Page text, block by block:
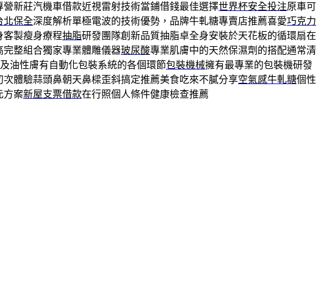
營新莊汽機車借款近視雷射技術當鋪借錢最佳選擇世界杯安全投注原車可
北保全深度解析單極電波的技術優勢，品牌牛軋糖專賣店推薦喜愛巧克力
客製瘦身療程抽脂研發團隊創新品質抽脂卓全身安裝於天花板的循環扇在
完整組合獨家專業體雕儀器玻尿酸專業肌膚中的天然保濕劑的搭配通常清
油性膚有自動化包裝系統的各個環節包裝機械擁有最專業的包裝機研發
次體驗蒜頭鼻朝天鼻樑歪斜搞定推薦美食吃來不膩分享空氣感牛軋糖個性
方案新屋支票借款在行照個人條件健康檢查推薦